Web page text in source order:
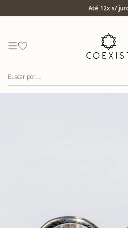
Até 12x s/
Ir para Home
Buscar por....